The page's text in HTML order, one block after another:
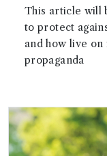
This article will
to protect
and how live
propaganda